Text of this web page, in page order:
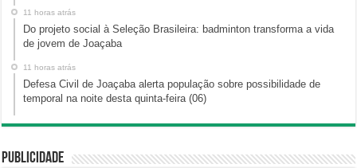
11 horas atrás
Do projeto social à Seleção Brasileira: badminton transforma a vida
de jovem de Joaçaba
11 horas atrás
Defesa Civil de Joaçaba alerta população sobre possibilidade de
temporal na noite desta quinta-feira (06)
Publicidade